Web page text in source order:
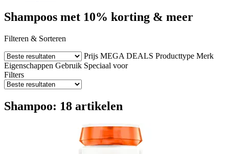
Shampoos met 10% korting & meer
Filteren & Sorteren
Prijs MEGA DEALS Producttype Merk
Eigenschappen Gebruik Speciaal voor
Filters
Shampoo: 18 artikelen